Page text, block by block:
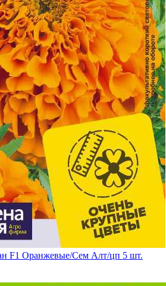
F1 Оранжевые/Сем Алт/цп 5 шт.